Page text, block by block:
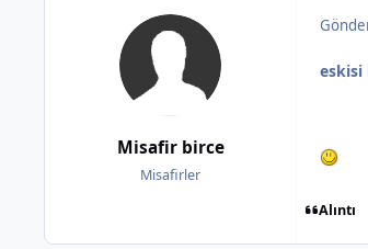
Misafir birce
Misafirler
eskisi
Alıntı